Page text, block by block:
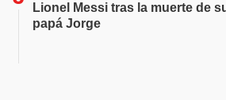
Lionel Messi tras la muerte de
papá Jorge